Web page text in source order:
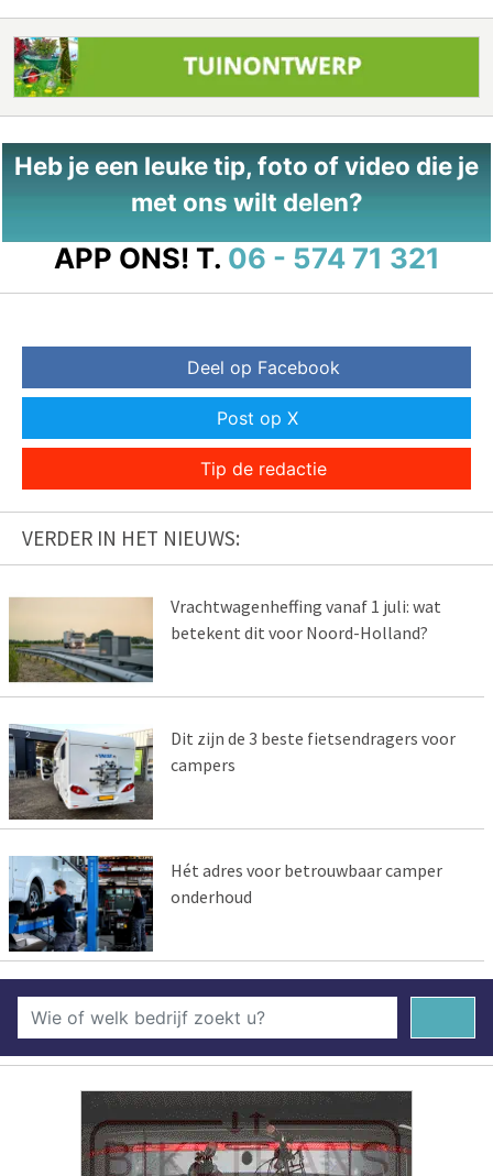
Heb je een leuke tip, foto of video die je
met ons wilt delen?
APP ONS! T. 06 - 574 71 321
Deel op Facebook
Post op X
Tip de redactie
VERDER IN HET NIEUWS:
Vrachtwagenheffing vanaf 1 juli: wat
betekent dit voor Noord-Holland?
Dit zijn de 3 beste fietsendragers voor
campers
Hét adres voor betrouwbaar camper
onderhoud